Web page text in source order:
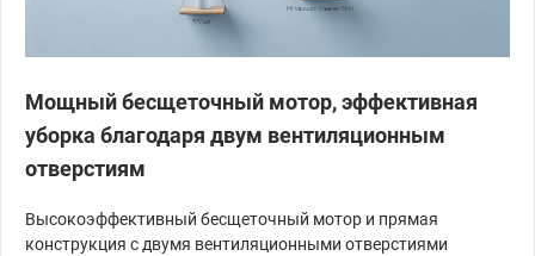
Мощный бесщеточный мотор, эффективная
уборка благодаря двум вентиляционным
отверстиям
Высокоэффективный бесщеточный мотор и прямая
конструкция с двумя вентиляционными отверстиями